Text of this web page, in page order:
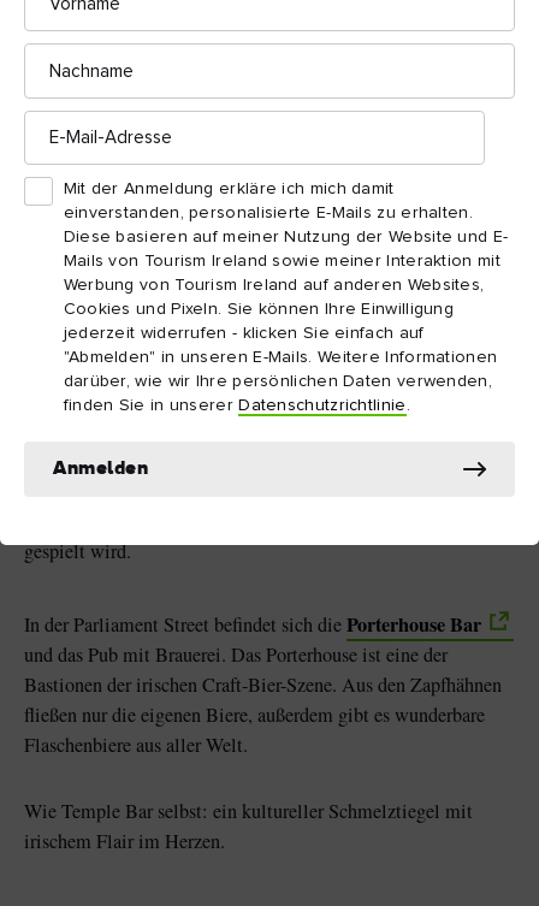
Nachname
E-
Mail-
Mit der Anmeldung erkläre ich mich damit
einverstanden, personalisierte E-Mails zu erhalten.
Diese basieren auf meiner Nutzung der Website und E-
Mails von Tourism Ireland sowie meiner Interaktion mit
Werbung von Tourism Ireland auf anderen Websites,
Cookies und Pixeln. Sie können Ihre Einwilligung
jederzeit widerrufen - klicken Sie einfach auf
"Abmelden" in unseren E-Mails. Weitere Informationen
darüber, wie wir Ihre persönlichen Daten verwenden,
finden Sie in unsererDatenschutzrichtlinie
Anmelden
Die Nacht bricht herein
Wenn die Sonne untergeht, wird es lauter. Temple Bar wartet
mit den meisten Pubs in Dublin auf. Sie werden also keine
Probleme haben, etwas zu finden, das Ihrem Geschmack
entspricht, egal ob es sich um eine belebte Bar oder ein
ruhiges, traditionelles Lokal handelt.
Straßenmusiker spielen sich für die von Pub zu Pub ziehenden
Nachtschwärmer die Seele aus dem Leib. Die rhythmischen
einem Pint und einem Tänzchen in der Bar
Oliver St John
gespielt wird.
In der Parliament Street befindet sich diePorterhouse Bar
und das Pub mit Brauerei. Das Porterhouse ist eine der
Bastionen der irischen Craft-Bier-Szene. Aus den Zapfhähnen
fließen nur die eigenen Biere, außerdem gibt es wunderbare
Flaschenbiere aus aller Welt.
Wie Temple Bar selbst: ein kultureller Schmelztiegel mit
irischem Flair im Herzen.